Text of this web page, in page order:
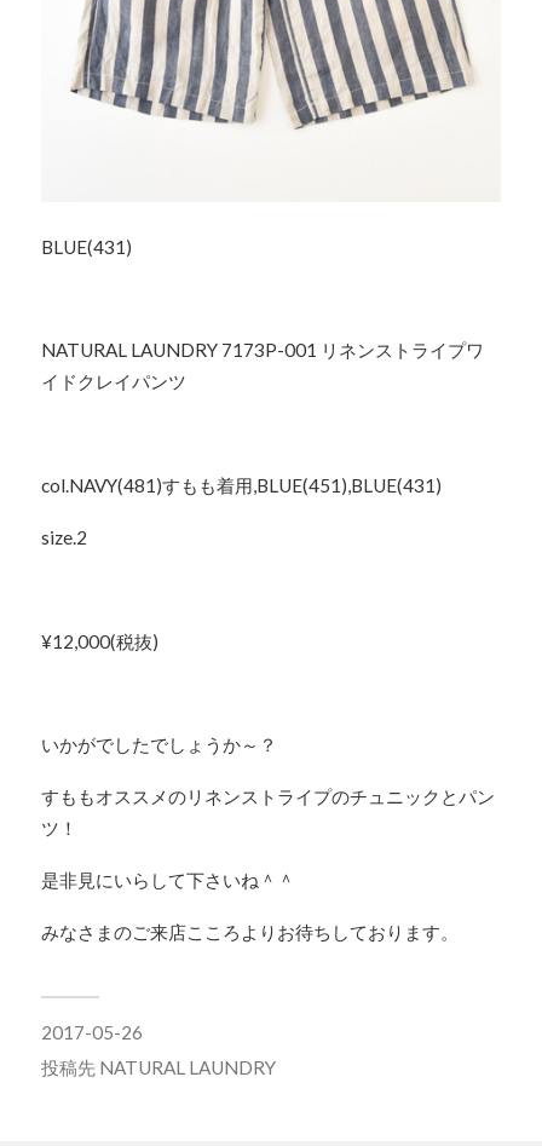
BLUE(431)
NATURAL LAUNDRY 7173P-001 リネンストライプワ
イドクレイパンツ
col.NAVY(481)すもも着用,BLUE(451),BLUE(431)
size.2
¥12,000(税抜)
いかがでしたでしょうか～？
すももオススメのリネンストライプのチュニックとパン
ツ！
是非見にいらして下さいね＾＾
みなさまのご来店こころよりお待ちしております。
2017-05-26
投稿先 NATURAL LAUNDRY